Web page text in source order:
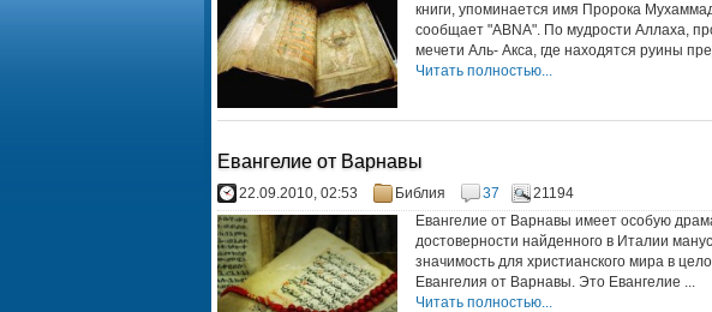
книги, упоминается имя Пророка
сообщает "ABNA". По мудрости Аллаха,
мечети Аль- Акса, где находятся руины
Читать полностью...
Евангелие от Варнавы
22.09.2010, 02:53 Библия 37
21194
Евангелие от Варнавы имеет особую
достоверности найденного в Италии
значимость для христианского мира в
Евангелия от Варнавы. Это Евангелие ...
Читать полностью...